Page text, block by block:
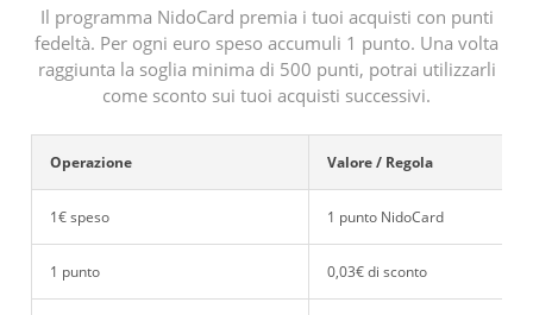
Il programma NidoCard premia i tuoi acquisti con punti
fedeltà. Per ogni euro speso accumuli 1 punto. Una volta
raggiunta la soglia minima di 500 punti, potrai utilizzarli
come sconto sui tuoi acquisti successivi.
Operazione Valore / Regola
1€ speso 1 punto NidoCard
1 punto 0,03€ di sconto